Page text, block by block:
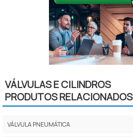
VÁLVULAS E CILINDROS
PRODUTOS RELACIONADOS
VÁLVULA PNEUMÁTICA